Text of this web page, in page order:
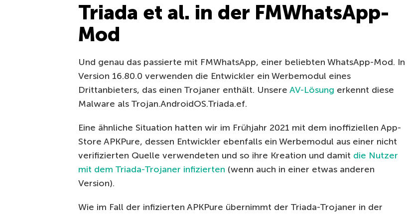
Triada et al. in der FMWhatsApp-
Mod
Und genau das passierte mit FMWhatsApp, einer beliebten WhatsApp-Mod. In
Version 16.80.0 verwenden die Entwickler ein Werbemodul eines
Drittanbieters, das einen Trojaner enthält. Unsere AV-Lösung erkennt diese
Malware als Trojan.AndroidOS.Triada.ef.
Eine ähnliche Situation hatten wir im Frühjahr 2021 mit dem inoffiziellen App-
Store APKPure, dessen Entwickler ebenfalls ein Werbemodul aus einer nicht
verifizierten Quelle verwendeten und so ihre Kreation und damit die Nutzer
mit dem Triada-Trojaner infizierten (wenn auch in einer etwas anderen
Version).
Wie im Fall der infizierten APKPure übernimmt der Triada-Trojaner in der